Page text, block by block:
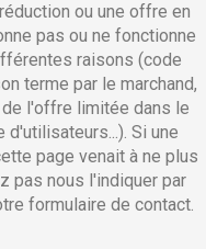
ou une offre en
pas ou ne fonctionne
raisons (code
terme par le marchand,
l'offre limitée dans le
d'utilisateurs...). Si une
page venait à ne plus
pas nous l'indiquer par
formulaire de contact.